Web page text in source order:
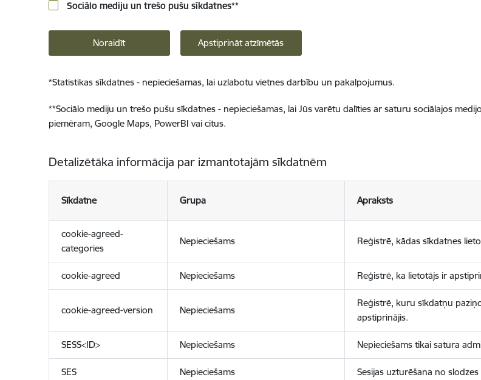
Sociālo mediju un trešo pušu sīkdatnes**
Noraidīt Apstiprināt atzīmētās
*Statistikas sīkdatnes - nepieciešamas, lai uzlabotu vietnes darbību un pakalpojumus.
**Sociālo mediju un trešo pušu sīkdatnes - nepieciešamas, lai Jūs varētu dalīties ar saturu sociālajos
piemēram, Google Maps, PowerBI vai citus.
Detalizētāka informācija par izmantotajām sīkdatnēm
Sīkdatne Grupa Apraksts
cookie-agreed-
categories
Nepieciešams Reģistrē, kādas sīkdatnes
cookie-agreed Nepieciešams Reģistrē, ka lietotājs ir
cookie-agreed-version Nepieciešams
Reģistrē, kuru sīkdatņu
apstiprinājis.
SESS<ID> Nepieciešams Nepieciešams tikai satura
SES Nepieciešams Sesijas uzturēšana no